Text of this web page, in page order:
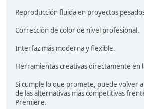
Reproducción fluida en proyectos
Corrección de color de nivel profesional.
Interfaz más moderna y flexible.
Herramientas creativas directamente en
Si cumple lo que promete, puede volver
de las alternativas más competitivas
Premiere.